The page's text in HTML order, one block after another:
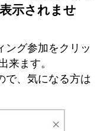
示されませ
ング参加をクリッ
来ます。
で、気になる方は